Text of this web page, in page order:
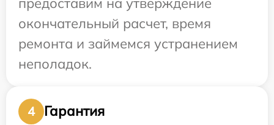
окончательный расчет, время
ремонта и займемся устранением
неполадок.
4
Гарантия